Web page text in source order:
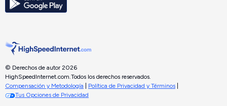
© Derechos de autor 2026
HighSpeedInternet.com.Todos los derechos reservados.
Compensación y Metodología
Política de Privacidad y Términos
Tus Opciones de Privacidad